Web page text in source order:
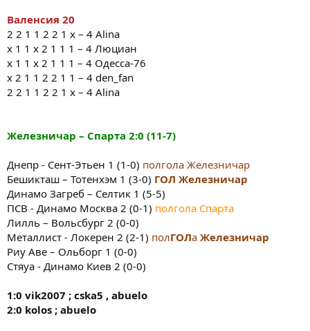
Валенсия 20
2 2 1 1 2 2 1 x – 4 Alina
х 1 1 х 2 1 1 1 – 4 Люциан
х 1 1 х 2 1 1 1 – 4 Одесса-76
х 2 1 1 2 2 1 1 – 4 den_fan
2 2 1 1 2 2 1 x – 4 Alina
Железничар – Спарта 2:0 (11-7)
Днепр - Сент-Этьен 1 (1-0) полгола Железничар
Бешикташ – Тотенхэм 1 (3-0) ГОЛ Железничар
Динамо Загреб – Селтик 1 (5-5)
ПСВ - Динамо Москва 2 (0-1) полгола Спарта
Лилль – Вольсбург 2 (0-0)
Металлист - Локерен 2 (2-1) полГОЛа Железничар
Риу Аве – Ольборг 1 (0-0)
Стяуа - Динамо Киев 2 (0-0)
1:0 vik2007 ; cska5 , abuelo
2:0 kolos ; abuelo